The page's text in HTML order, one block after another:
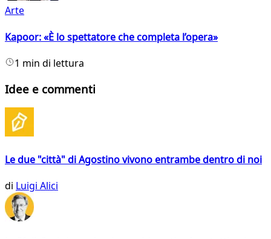
Arte
Kapoor: «È lo spettatore che completa l’opera»
1 min di lettura
Idee e commenti
Le due "città" di Agostino vivono entrambe dentro di noi
di Luigi Alici